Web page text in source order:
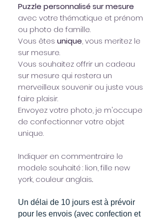
Puzzle personnalisé sur mesure
avec votre thématique et prénom
ou photo de famille.
Vous êtes unique, vous meritez le
sur mesure.
Vous souhaitez offrir un cadeau
sur mesure qui restera un
merveilleux souvenir ou juste vous
faire plaisir.
Envoyez votre photo, je m'occupe
de confectionner votre objet
unique.
Indiquer en commentraire le
modele souhaité : lion, fille new
york, couleur anglais..
Un délai de 10 jours est à prévoir
pour les envois (avec confection et